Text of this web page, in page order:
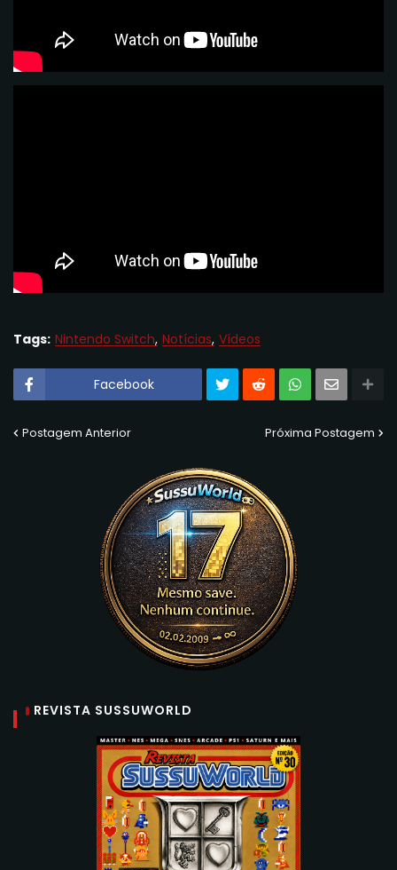
Tags: Nintendo Switch Notícias Vídeos
Facebook
Postagem Anterior Próxima Postagem
REVISTA SUSSUWORLD